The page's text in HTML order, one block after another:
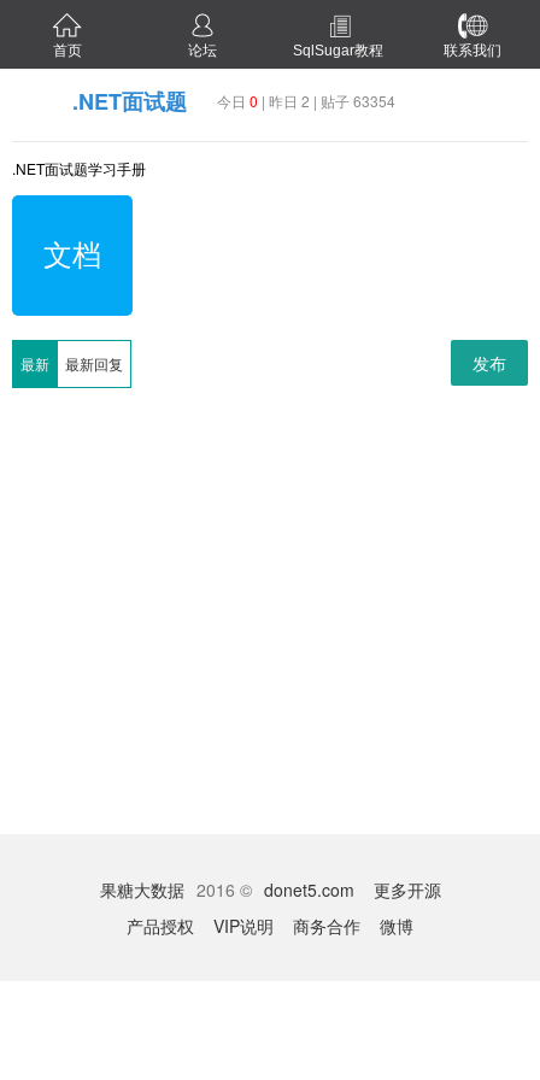
首页 论坛 SqlSugar教程 联系我们
.NET面试题 今日 0 | 昨日 2 | 贴子 63354
.NET面试题学习手册
文档
最新 最新回复 发布
果糖大数据 2016 © donet5.com
更多开源
产品授权
VIP说明 商务合作 微博